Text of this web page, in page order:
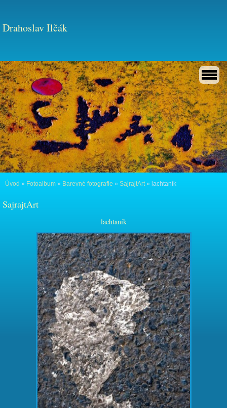
Drahoslav Ilčák
Úvod » Fotoalbum » Barevné fotografie » SajrajtArt» lachtaník
SajrajtArt
lachtaník